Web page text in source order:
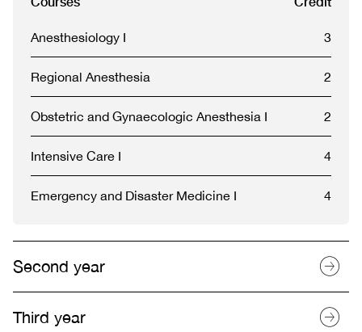
Anesthesiology I 3
Regional Anesthesia 2
Obstetric and Gynaecologic Anesthesia I 2
Intensive Care I 4
Emergency and Disaster Medicine I 4
Second year
Third year